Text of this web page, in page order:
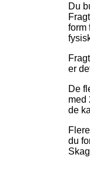
Du
form
er
De
med
de
du